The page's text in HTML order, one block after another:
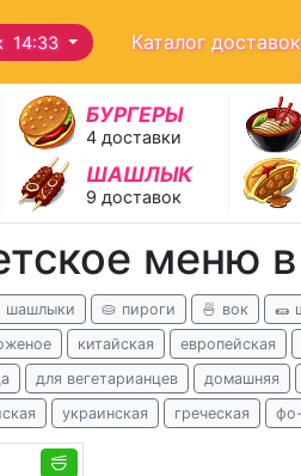
14:33 Каталог доставок
БУРГЕРЫ
4 доставки
ШАШЛЫК
9 доставок
меню
шашлыки 🥧 пироги 🍜 вок 🌯
китайская европейская
для вегетарианцев домашняя
украинская греческая